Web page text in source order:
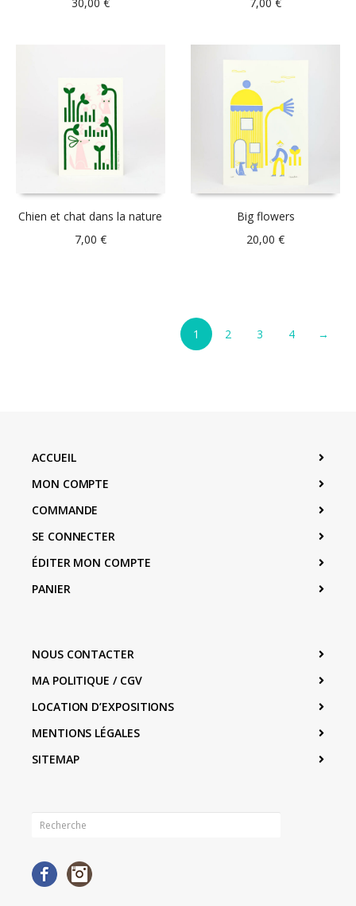
Chien et chat dans la nature
7,00 €
Big flowers
20,00€
1 2 3 4 →
ACCUEIL
MON COMPTE
COMMANDE
SE CONNECTER
ÉDITER MON COMPTE
PANIER
NOUS CONTACTER
MA POLITIQUE / CGV
LOCATION D’EXPOSITIONS
MENTIONS LÉGALES
SITEMAP
Facebook